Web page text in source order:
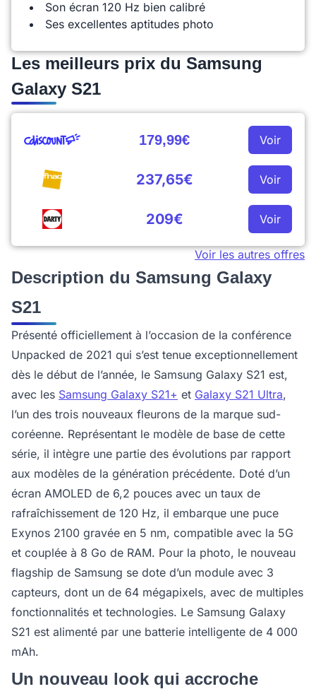
Son écran 120 Hz bien calibré
Ses excellentes aptitudes photo
Les meilleurs prix du Samsung
Galaxy S21
179,99€ Voir
237,65€ Voir
209€ Voir
Voir les autres offres
Description du Samsung Galaxy
S21
Présenté officiellement à l’occasion de la conférence
Unpacked de 2021 qui s’est tenue exceptionnellement
dès le début de l’année, le Samsung Galaxy S21 est,
avec les Samsung Galaxy S21+ et Galaxy S21 Ultra,
l’un des trois nouveaux fleurons de la marque sud-
coréenne. Représentant le modèle de base de cette
série, il intègre une partie des évolutions par rapport
aux modèles de la génération précédente. Doté d’un
écran AMOLED de 6,2 pouces avec un taux de
rafraîchissement de 120 Hz, il embarque une puce
Exynos 2100 gravée en 5 nm, compatible avec la 5G
et couplée à 8 Go de RAM. Pour la photo, le nouveau
flagship de Samsung se dote d’un module avec 3
capteurs, dont un de 64 mégapixels, avec de multiples
fonctionnalités et technologies. Le Samsung Galaxy
S21 est alimenté par une batterie intelligente de 4 000
mAh.
Un nouveau look qui accroche